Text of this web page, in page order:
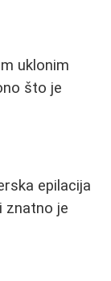
uklonim
što je
epilacija
znatno je